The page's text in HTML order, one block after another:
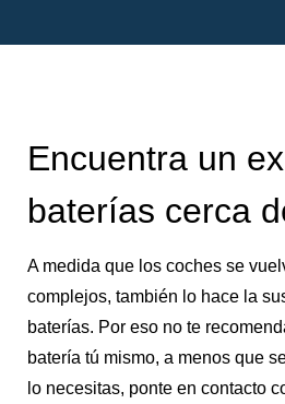
Encuentra un
baterías cerca
A medida que los coches se
complejos, también lo hace la
baterías. Por eso no te
batería tú mismo, a menos que
lo necesitas, ponte en contacto